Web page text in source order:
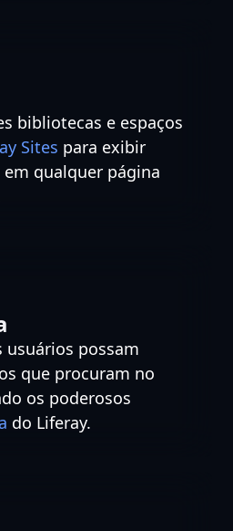
bibliotecas e espaços
Sites para exibir
qualquer página
usuários possam
que procuram no
os poderosos
do Liferay.